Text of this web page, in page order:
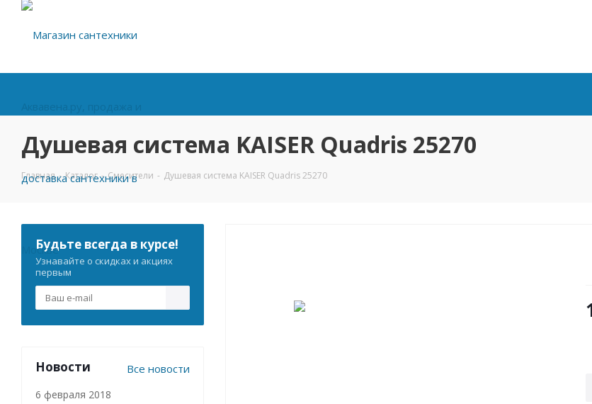
Душевая система KAISER Quadris 25270
Главная - Каталог - Смесители - Душевая система KAISER Quadris 25270
Будьте всегда в курсе!
Узнавайте о скидках и акциях
первым
Новости Все новости
6 февраля 2018